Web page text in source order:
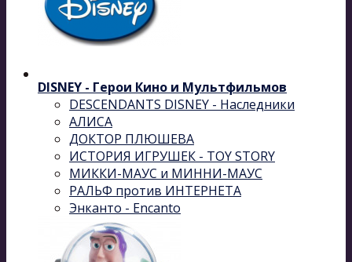
DISNEY - Герои Кино и Мультфильмов
DESCENDANTS DISNEY - Наследники
АЛИСА
ДОКТОР ПЛЮШЕВА
ИСТОРИЯ ИГРУШЕК - TOY STORY
МИККИ-МАУС и МИННИ-МАУС
РАЛЬФ против ИНТЕРНЕТА
Энканто - Encanto